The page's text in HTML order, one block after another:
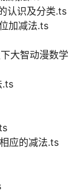
认识及分类.ts
加减法.ts
大智动漫数学
.ts
应的减法.ts